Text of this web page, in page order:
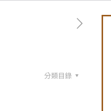
分類目錄